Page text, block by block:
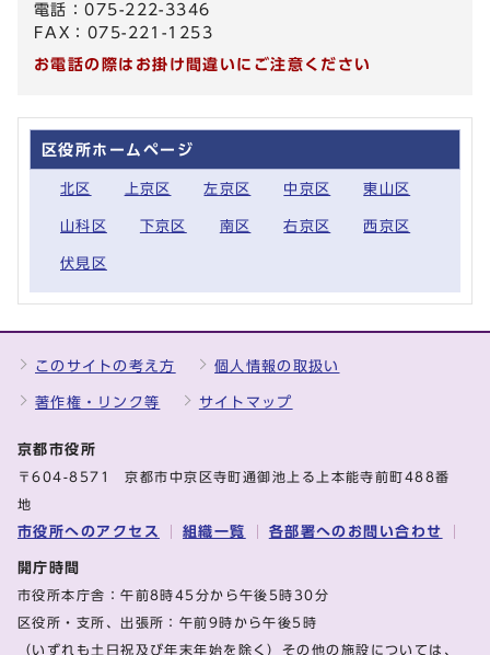
電話：075-222-3346
FAX：075-221-1253
お電話の際はお掛け間違いにご注意ください
区役所ホームページ
北区 上京区 左京区 中京区 東山区
山科区 下京区 南区 右京区 西京区
伏見区
このサイトの考え方 個人情報の取扱い
著作権・リンク等 サイトマップ
京都市役所
〒604-8571 京都市中京区寺町通御池上る上本能寺前町488番
地
市役所へのアクセス 組織一覧 各部署へのお問い合わせ
開庁時間
市役所本庁舎：午前8時45分から午後5時30分
区役所・支所、出張所：午前9時から午後5時
（いずれも土日祝及び年末年始を除く）その他の施設については、